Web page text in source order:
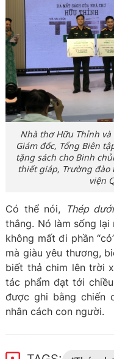
Nhà thơ Hữu Thỉnh và
Giám đốc, Tổng Biên
tặng sách cho Binh
thiết giáp, Trường đào
viện
Có thể nói, Thép
thắng. Nó làm sống lại
không mất đi phần
mà giàu yêu thương,
biết thả chim lên trời
tác phẩm đạt tới
được ghi bằng chiến
nhân cách con người.